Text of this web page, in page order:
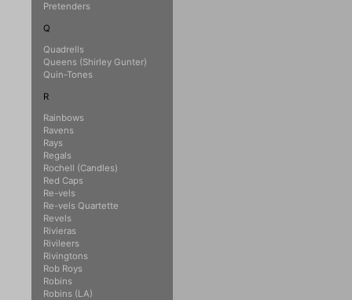
Pretenders
Q
Quadrells
Queens (Shirley Gunter)
Quin-Tones
R
Rainbows
Ravens
Rays
Regals
Rochell (Candles)
Red Caps
Re-vels
Re-vels Quartette
Revels
Rivieras
Rivileers
Rivingtons
Rob Roys
Robins
Robins (LA)